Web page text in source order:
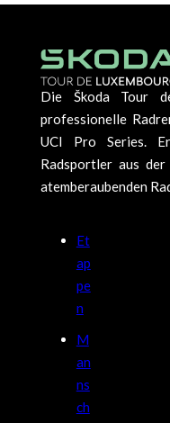
Die Škoda Tour
professionelle
UCI Pro Series.
Radsportler aus
atemberaubenden
Et
ap
pe
n
M
an
ns
ch